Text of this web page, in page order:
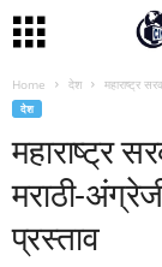
Home देश महाराष्ट्र
देश
महाराष्ट्र
मराठी-
प्रस्ताव